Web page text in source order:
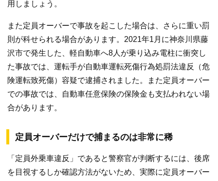
用しましょう。
また定員オーバーで事故を起こした場合は、さらに重い罰
則が科せられる場合があります。2021年1月に神奈川県藤
沢市で発生した、軽自動車へ8人が乗り込み電柱に衝突し
た事故では、運転手が自動車運転死傷行為処罰法違反（危
険運転致死傷）容疑で逮捕されました。また定員オーバー
での事故では、自動車任意保険の保険金も支払われない場
合があります。
定員オーバーだけで捕まるのは非常に稀
「定員外乗車違反」であると警察官が判断するには、後席
を目視するしか確認方法がないため、実際に定員オーバー